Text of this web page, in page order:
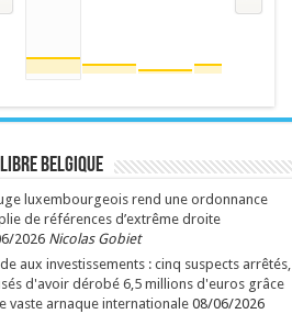
Belgique
luxembourgeois rend une ordonnance
de références d’extrême droite
2026 Nicolas Gobiet
aux investissements : cinq suspects arrêtés,
d'avoir dérobé 6,5 millions d'euros grâce
vaste arnaque internationale 08/06/2026